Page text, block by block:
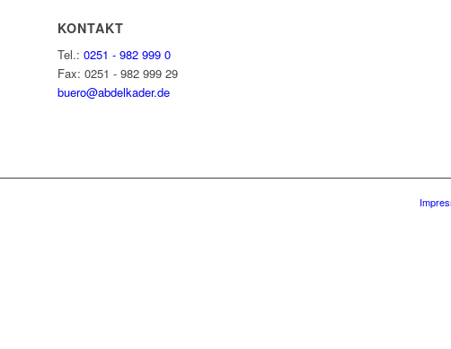
KONTAKT
Tel.:0251 - 982 999 0
Fax: 0251 - 982 999 29
buero@abdelkader.de